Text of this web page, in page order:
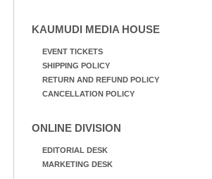
KAUMUDI MEDIA HOUSE
EVENT TICKETS
SHIPPING POLICY
RETURN AND REFUND POLICY
CANCELLATION POLICY
ONLINE DIVISION
EDITORIAL DESK
MARKETING DESK